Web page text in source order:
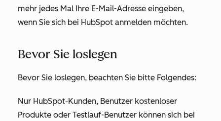
mehr jedes Mal Ihre E-Mail-Adresse eingeben,
wenn Sie sich bei HubSpot anmelden möchten.
Bevor Sie loslegen
Bevor Sie loslegen, beachten Sie bitte Folgendes:
Nur HubSpot-Kunden, Benutzer kostenloser
Produkte oder Testlauf-Benutzer können sich bei